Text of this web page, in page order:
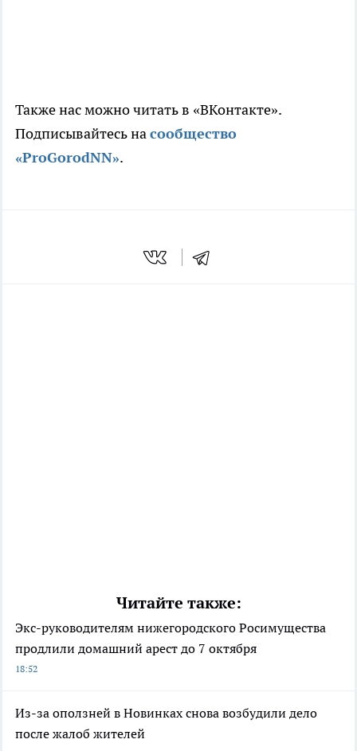
Также нас можно читать в «ВКонтакте».
Подписывайтесь насообщество
«ProGorodNN».
Читайте также:
Экс-руководителям нижегородского Росимущества
продлили домашний арест до 7 октября
18:52
Из-за оползней в Новинках снова возбудили дело
после жалоб жителей